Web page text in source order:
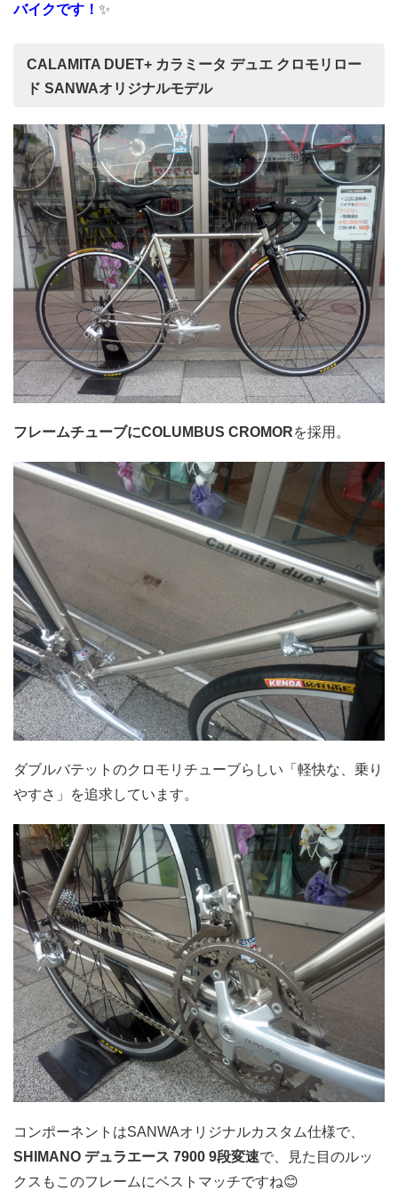
バイクです！ ✨
CALAMITA DUET+ カラミータ デュエ クロモリロー
ド SANWAオリジナルモデル
フレームチューブにCOLUMBUS CROMORを採用。
ダブルバテットのクロモリチューブらしい「軽快な、乗り
やすさ」を追求しています。
コンポーネントはSANWAオリジナルカスタム仕様で、
SHIMANO デュラエース 7900 9段変速で、見た目のルッ
クスもこのフレームにベストマッチですね😊